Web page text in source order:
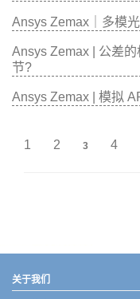
Ansys Zemax｜多模
Ansys Zemax | 公差
节?
Ansys Zemax | 模拟
1 2 3 4
关于我们